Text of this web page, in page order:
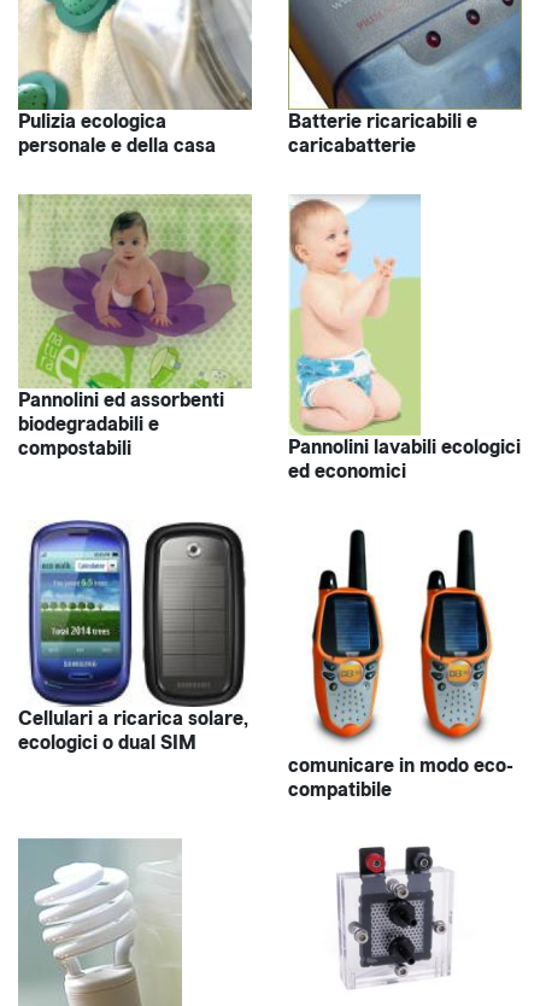
Pulizia ecologica
personale e della casa
Batterie ricaricabili e
caricabatterie
Pannolini ed assorbenti
biodegradabili e
compostabili
Pannolini lavabili ecologici
ed economici
Cellulari a ricarica solare,
ecologici o dual SIM
comunicare in modo eco-
compatibile